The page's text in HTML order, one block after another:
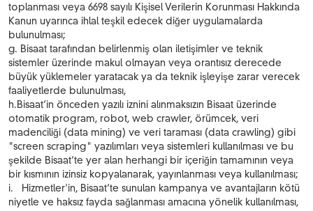
toplanması veya 6698 sayılı Kişisel Verilerin Korunması Hakkında
Kanun uyarınca ihlal teşkil edecek diğer uygulamalarda
bulunulması;
g. Bisaat tarafından belirlenmiş olan iletişimler ve teknik
sistemler üzerinde makul olmayan veya orantısız derecede
büyük yüklemeler yaratacak ya da teknik işleyişe zarar verecek
faaliyetlerde bulunulması,
h.Bisaat’in önceden yazılı iznini alınmaksızın Bisaat üzerinde
otomatik program, robot, web crawler, örümcek, veri
madenciliği (data mining) ve veri taraması (data crawling) gibi
"screen scraping" yazılımları veya sistemleri kullanılması ve bu
şekilde Bisaat’te yer alan herhangi bir içeriğin tamamının veya
bir kısmının izinsiz kopyalanarak, yayınlanması veya kullanılması;
i. Hizmetler'in, Bisaat’te sunulan kampanya ve avantajların kötü
niyetle ve haksız fayda sağlanması amacına yönelik kullanılması,